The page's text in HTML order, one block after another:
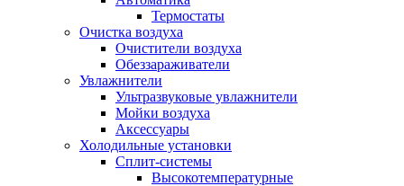
Термостаты
Очистка воздуха
Очистители воздуха
Обеззараживатели
Увлажнители
Ультразвуковые увлажнители
Мойки воздуха
Аксессуары
Холодильные установки
Сплит-системы
Высокотемпературные